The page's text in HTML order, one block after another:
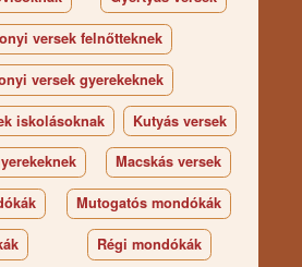
versek felnőtteknek
versek gyerekeknek
iskolásoknak Kutyás versek
Macskás versek
Mutogatós mondókák
Régi mondókák